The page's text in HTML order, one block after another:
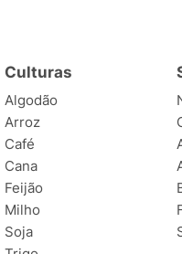
Culturas
Algodão
Arroz
Café
Cana
Feijão
Milho
Soja